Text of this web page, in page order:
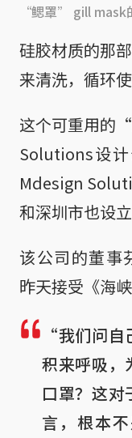
“鳃罩” gill mask
硅胶材质的那
来清洗，循环使
这个可重用的
Solutions设
Mdesign
和深圳市也设立
该公司的董事
昨天接受《海
“我们问
积来呼吸，
口罩？这对
言，根本